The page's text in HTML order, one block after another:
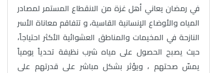
في رمضان يعاني أهل غزة من الانقطاع المستمر لمصادر
المياه والأوضاع الإنسانية القاسية، و تتفاقم معاناة الأسر
النازحة في المخيمات والمناطق العشوائية الأكثر احتياجاً،
حيث يصبح الحصول على مياه شرب نظيفة تحدياً يومياً
يمسّ صحتهم ، ويؤثر بشكل مباشر على قدرتهم على